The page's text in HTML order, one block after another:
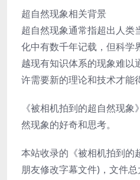
超自然现象相关背景
超自然现象通常指超出人类
化中有数千年记载，但科学
越现有知识体系的现象难以
许需要新的理论和技术才能
《被相机拍到的超自然现
然现象的好奇和思考。
本站收录的《被相机拍到的
朋友修改字幕文件)，文件